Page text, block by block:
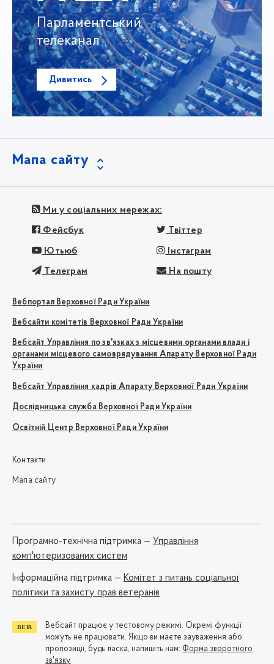
Парламентський
телеканал
Дивитись
Мапа сайту
Ми у соціальних мережах:
Фейсбук Твіттер
Ютьюб Інстаграм
Телеграм На пошту
Вебпортал Верховної Ради України
Вебсайти комітетів Верховної Ради України
Вебсайт Управління по зв'язках з місцевими органами влади і
органами місцевого самоврядування Апарату Верховної Ради
України
Вебсайт Управління кадрів Апарату Верховної Ради України
Дослідницька служба Верховної Ради України
Освітній Центр Верховної Ради України
Контакти
Мапа сайту
Програмно-технічна підтримка — Управління
комп'ютеризованих систем
Iнформаційна підтримка — Комітет з питань соціальної
політики та захисту прав ветеранів
Вебсайт працює у тестовому режимі. Окремі функції
можуть не працювати. Якщо ви маєте зауваження або
пропозиції, будь ласка, напишіть нам: Форма зворотного
зв'язку